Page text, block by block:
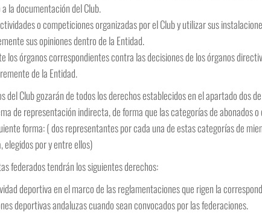
la documentación del Club.
o competiciones organizadas por el Club y utilizar sus
sus opiniones dentro de la Entidad.
los órganos correspondientes contra las decisiones de los órganos
de la Entidad.
del Club gozarán de todos los derechos establecidos en el apartado
de representación indirecta, de forma que las categorías de abonados
forma: ( dos representantes por cada una de estas categorías de
por y entre ellos)
federados tendrán los siguientes derechos:
deportiva en el marco de las reglamentaciones que rigen la
deportivas andaluzas cuando sean convocados por las federaciones.